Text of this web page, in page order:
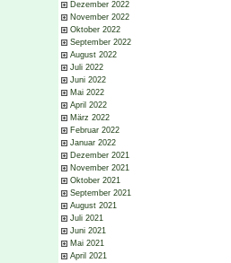
Dezember 2022
November 2022
Oktober 2022
September 2022
August 2022
Juli 2022
Juni 2022
Mai 2022
April 2022
März 2022
Februar 2022
Januar 2022
Dezember 2021
November 2021
Oktober 2021
September 2021
August 2021
Juli 2021
Juni 2021
Mai 2021
April 2021